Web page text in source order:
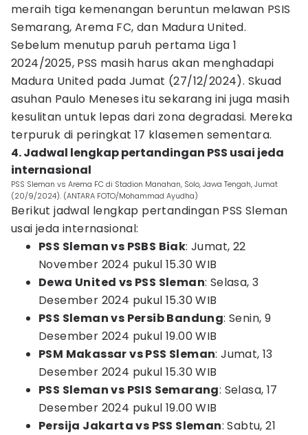
meraih tiga kemenangan beruntun melawan PSIS
Semarang, Arema FC, dan Madura United.
Sebelum menutup paruh pertama Liga 1
2024/2025, PSS masih harus akan menghadapi
Madura United pada Jumat (27/12/2024). Skuad
asuhan Paulo Meneses itu sekarang ini juga masih
kesulitan untuk lepas dari zona degradasi. Mereka
terpuruk di peringkat 17 klasemen sementara.
4. Jadwal lengkap pertandingan PSS usai jeda
internasional
PSS Sleman vs Arema FC di Stadion Manahan, Solo, Jawa Tengah, Jumat
(20/9/2024). (ANTARA FOTO/Mohammad Ayudha)
Berikut jadwal lengkap pertandingan PSS Sleman
usai jeda internasional:
PSS Sleman vs PSBS Biak: Jumat, 22
November 2024 pukul 15.30 WIB
Dewa United vs PSS Sleman: Selasa, 3
Desember 2024 pukul 15.30 WIB
PSS Sleman vs Persib Bandung: Senin, 9
Desember 2024 pukul 19.00 WIB
PSM Makassar vs PSS Sleman: Jumat, 13
Desember 2024 pukul 15.30 WIB
PSS Sleman vs PSIS Semarang: Selasa, 17
Desember 2024 pukul 19.00 WIB
Persija Jakarta vs PSS Sleman: Sabtu, 21